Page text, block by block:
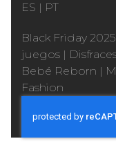
ES | PT
Black Friday 2025
juegos |
Bebé Reborn |
Fashion